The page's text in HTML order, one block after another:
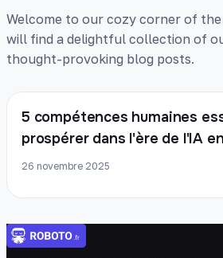
Welcome to our cozy corner of
will find a delightful collection of
thought-provoking blog posts.
5 compétences humaines
prospérer dans l'ère de l'IA
26 novembre 2025